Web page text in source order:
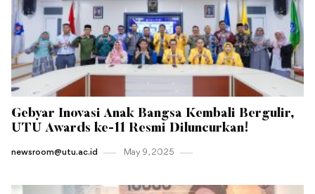
Gebyar Inovasi Anak Bangsa Kembali Bergulir,
UTU Awards ke-11 Resmi Diluncurkan!
newsroom@utu.ac.id May 9 , 2025